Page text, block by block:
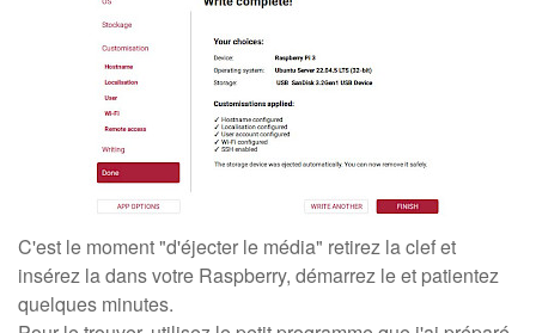
C'est le moment "d'éjecter le média" retirez la clef et
insérez la dans votre Raspberry, démarrez le et patientez
quelques minutes.